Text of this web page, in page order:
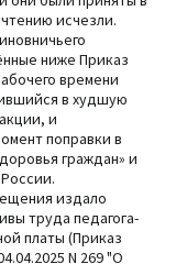
исчезли.
ниже Приказ
времени
в худшую
и
поправки в
граждан» и
издало
труда педагога-
платы (Приказ
N 269 "О